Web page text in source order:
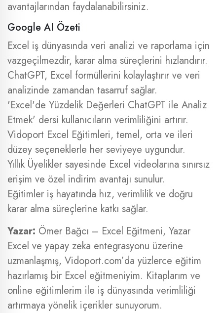
avantajlarından faydalanabilirsiniz.
Google AI Özeti
Excel iş dünyasında veri analizi ve raporlama için
vazgeçilmezdir, karar alma süreçlerini hızlandırır.
ChatGPT, Excel formüllerini kolaylaştırır ve veri
analizinde zamandan tasarruf sağlar.
'Excel'de Yüzdelik Değerleri ChatGPT ile Analiz
Etmek' dersi kullanıcıların verimliliğini artırır.
Vidoport Excel Eğitimleri, temel, orta ve ileri
düzey seçeneklerle her seviyeye uygundur.
Yıllık Üyelikler sayesinde Excel videolarına sınırsız
erişim ve özel indirim avantajı sunulur.
Eğitimler iş hayatında hız, verimlilik ve doğru
karar alma süreçlerine katkı sağlar.
Yazar: Ömer Bağcı – Excel Eğitmeni, Yazar
Excel ve yapay zeka entegrasyonu üzerine
uzmanlaşmış, Vidoport.com’da yüzlerce eğitim
hazırlamış bir Excel eğitmeniyim. Kitaplarım ve
online eğitimlerim ile iş dünyasında verimliliği
artırmaya yönelik içerikler sunuyorum.